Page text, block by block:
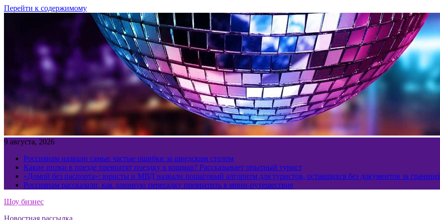
Перейти к содержимому
9 августа, 2026
Россиянам назвали самые частые ошибки за шведским столом
Какие полки в поезде превратят поездку в кошмар? Рассказывает опытный турист
«Домой без паспорта»: юристы и МВД назвали пошаговый алгоритм для туристов, оставшихся без документов за
Россиянам рассказали, как длинную пересадку превратить в мини-путешествие
Шоу бизнес
Новостная рассылка